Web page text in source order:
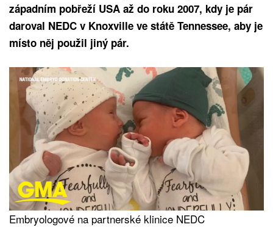
západním pobřeží USA až do roku 2007, kdy je pár
daroval NEDC v Knoxville ve státě Tennessee, aby je
místo něj použil jiný pár.
Embryologové na partnerské klinice NEDC